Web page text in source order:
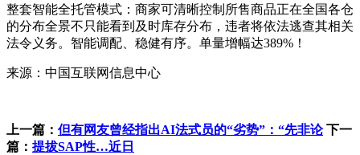
整套智能全托管模式：商家可清晰控制所售商品正在全国各仓
的分布全景不只能看到及时库存分布，违者将依法逃查其相关
法令义务。智能调配、稳健有序。单量增幅达389%！
来源：中国互联网信息中心
上一篇： 但有网友曾经指出AI法式员的“劣势”：“先非论 下一
篇： 提拔SAP性…近日